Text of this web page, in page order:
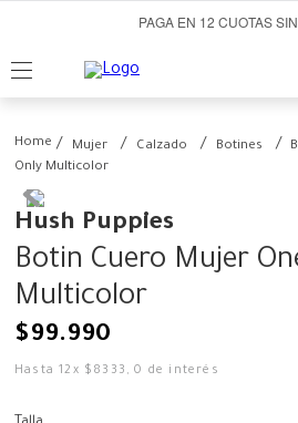
PAGA EN 12 CUOTAS
Mujer Calzado Botines
Only Multicolor
Hush Puppies
Botin Cuero Mujer
Multicolor
$99.990
Hasta12 x $ 8333 ,0 de interés